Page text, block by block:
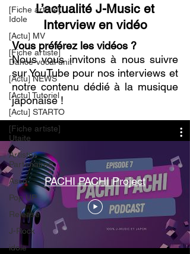
[Fiche artiste]
Idole
[Actu] MV
[Fiche artiste]
Dance-vocal unit
[Actu] NEWS
[Actu] Tutoriel
[Actu] STARTO
[Fiche artiste]
Utaite
Artistes
Partenaires
Asso
Pop UP
Release
J-Rock
idole
L’actualité J-Music et
Interview en vidéo
Vous préférez les vidéos ?
Nous vous invitons à nous suivre
sur YouTube pour nos interviews et
notre contenu dédié à la musique
japonaise !
PACHI PACHI Project